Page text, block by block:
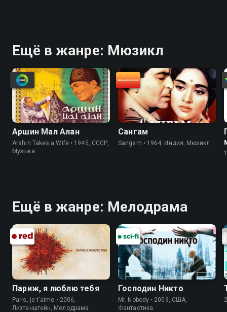
Ещё в жанре: Мюзикл
Аршин Мал Алан
Arshin Takes a Wife • 1945, СССР,
Музыка
Сангам
Sangam • 1964, Индия, Мюзикл
Ещё в жанре: Мелодрама
Париж, я люблю тебя
Paris, je t'aime • 2006,
Лихтенштейн, Мелодрама
Господин Никто
Mr. Nobody • 2009, США,
Фантастика